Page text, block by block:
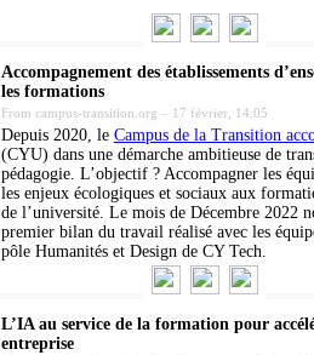
Accompagnement des établissements
les formations
From campus-transition.org – 17 février, 14:05
Depuis 2020, le Campus de la Transition
(CYU) dans une démarche ambitieuse de
pédagogie. L’objectif ? Accompagner les
les enjeux écologiques et sociaux aux
de l’université. Le mois de Décembre 2022
premier bilan du travail réalisé avec les
pôle Humanités et Design de CY Tech.
L’IA au service de la formation pour
entreprise